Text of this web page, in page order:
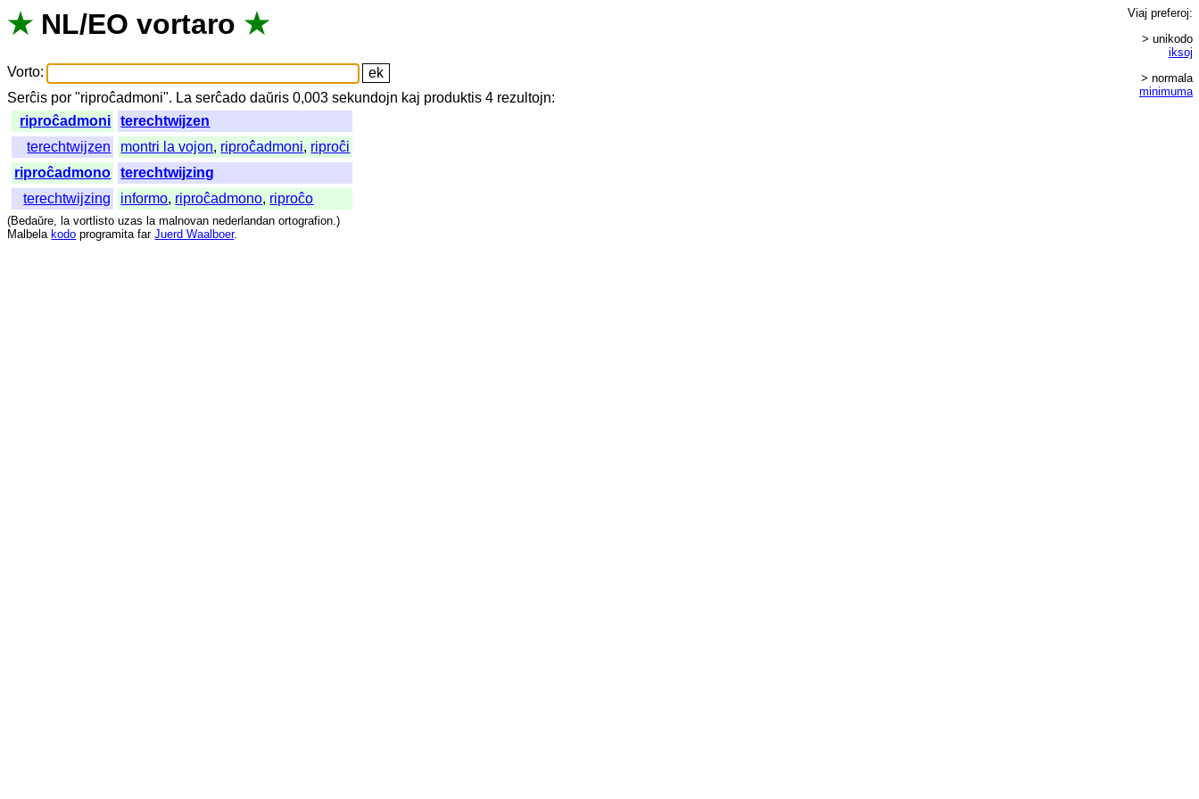
★ NL/EO vortaro ★
Vorto:
Serĉis por "riproĉadmoni". La serĉado daŭris 0,003sekundojn kaj produktis 4 rezultojn:
riproĉadmoni
terechtwijzen
terechtwijzen
montri la vojon, riproĉadmoni, riproĉi
riproĉadmono
terechtwijzing
terechtwijzing
informo, riproĉadmono, riproĉo
Viaj preferoj:
> unikodo
iksoj
> normala
minimuma
(Bedaŭre, la vortlisto uzas la malnovan nederlandan ortografion.)
Malbela kodo programita far Juerd Waalboer.